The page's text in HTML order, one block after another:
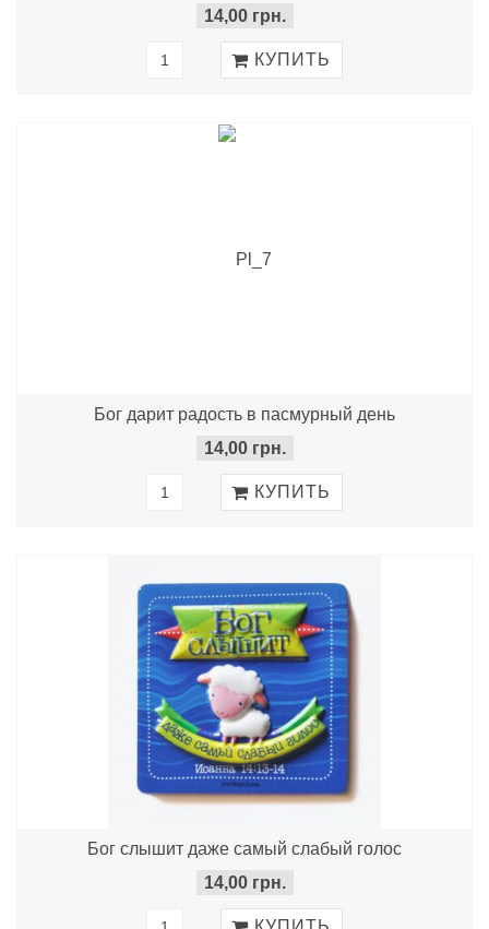
14,00 грн.
Бог дарит радость в пасмурный день
14,00 грн.
Бог слышит даже самый слабый голос
14,00 грн.